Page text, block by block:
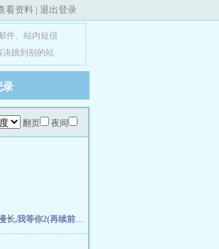
看资料 | 退出登录
件、 站内短信
决跳到别的站
录
翻页 夜间
长,我等你2(再续前缘)